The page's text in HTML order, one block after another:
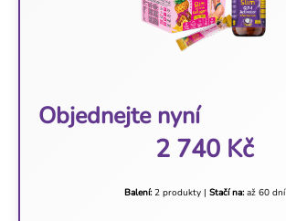
Objednejte nyní
2 740 Kč
Balení: 2 produkty | Stačí na: až 60 dní